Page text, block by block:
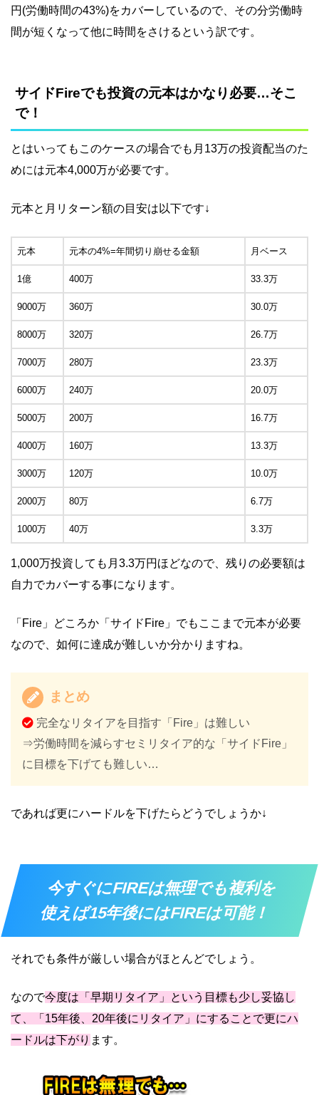
円(労働時間の43%)をカバーしているので、その分労働時
間が短くなって他に時間をさけるという訳です。
サイドFireでも投資の元本はかなり必要…そこ
で！
とはいってもこのケースの場合でも月13万の投資配当のた
めには元本4,000万が必要です。
元本と月リターン額の目安は以下です↓
元本 元本の4%=年間切り崩せる金額 月ベース
1億 400万 33.3万
9000万 360万 30.0万
8000万 320万 26.7万
7000万 280万 23.3万
6000万 240万 20.0万
5000万 200万 16.7万
4000万 160万 13.3万
3000万 120万 10.0万
2000万 80万 6.7万
1000万 40万 3.3万
1,000万投資しても月3.3万円ほどなので、残りの必要額は
自力でカバーする事になります。
「Fire」どころか「サイドFire」でもここまで元本が必要
なので、如何に達成が難しいか分かりますね。
まとめ
完全なリタイアを目指す「Fire」は難しい
⇒労働時間を減らすセミリタイア的な「サイドFire」
に目標を下げても難しい…
であれば更にハードルを下げたらどうでしょうか↓
今すぐにFIREは無理でも複利を
使えば15年後にはFIREは可能！
それでも条件が厳しい場合がほとんどでしょう。
なので今度は「早期リタイア」という目標も少し妥協し
て、「15年後、20年後にリタイア」にすることで更にハ
ードルは下がり ます。